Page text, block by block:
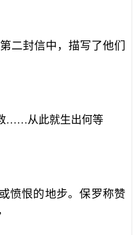
二封信中，描写了他们
……从此就生出何等
愤恨的地步。保罗称赞